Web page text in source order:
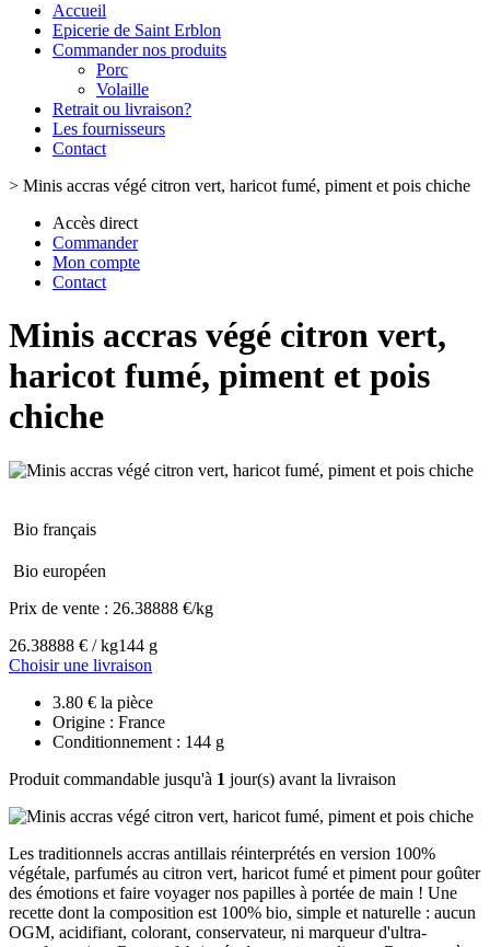
Accueil
Epicerie de Saint Erblon
Commander nos produits
Porc
Volaille
Retrait ou livraison?
Les fournisseurs
Contact
> Minis accras végé citron vert, haricot fumé, piment et pois chiche
Accès direct
Commander
Mon compte
Contact
Minis accras végé citron vert,
haricot fumé, piment et pois
chiche
Bio français
Bio européen
Prix de vente : 26.38888 €/kg
26.38888 € / kg144 g
Choisir une livraison
3.80 € la pièce
Origine : France
Conditionnement : 144 g
Produit commandable jusqu'à 1 jour(s) avant la livraison
Les traditionnels accras antillais réinterprétés en version 100%
végétale, parfumés au citron vert, haricot fumé et piment pour goûter
des émotions et faire voyager nos papilles à portée de main ! Une
recette dont la composition est 100% bio, simple et naturelle : aucun
OGM, acidifiant, colorant, conservateur, ni marqueur d'ultra-